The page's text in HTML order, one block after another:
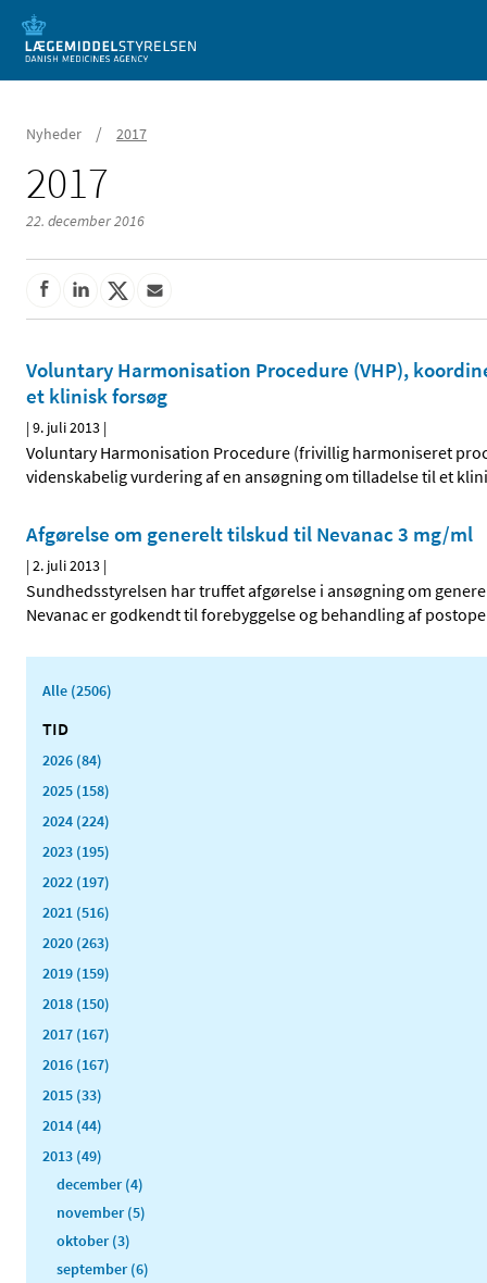
Mobil visning
Nyheder / 2017
2017
22. december 2016
Voluntary Harmonisation Procedure (VHP),
et klinisk forsøg
|9. juli 2013 |
Voluntary Harmonisation Procedure (frivillig harmoniseret
videnskabelig vurdering af en ansøgning om tilladelse til et
Afgørelse om generelt tilskud til Nevanac 3 mg/ml
|2. juli 2013 |
Sundhedsstyrelsen har truffet afgørelse i ansøgning om
Nevanac er godkendt til forebyggelse og behandling af
Alle (2506)
TID
2026 (84)
2025 (158)
2024 (224)
2023 (195)
2022 (197)
2021 (516)
2020 (263)
2019 (159)
2018 (150)
2017 (167)
2016 (167)
2015 (33)
2014 (44)
2013 (49)
december (4)
november (5)
oktober (3)
september (6)